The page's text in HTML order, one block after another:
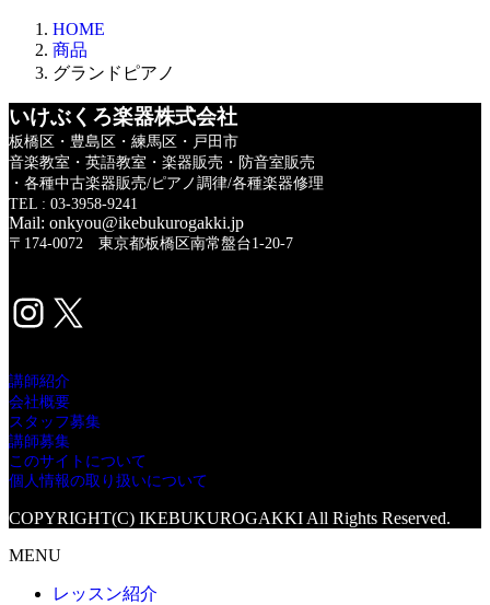
HOME
商品
グランドピアノ
いけぶくろ楽器株式会社
板橋区・豊島区・練馬区・戸田市
音楽教室・英語教室・楽器販売・防音室販売
・各種中古楽器販売/ピアノ調律/各種楽器修理
TEL : 03-3958-9241
Mail: onkyou@ikebukurogakki.jp
〒174-0072 東京都板橋区南常盤台1-20-7
Instagram
X
講師紹介
会社概要
スタッフ募集
講師募集
このサイトについて
個人情報の取り扱いについて
COPYRIGHT(C) IKEBUKUROGAKKI All Rights Reserved.
MENU
レッスン紹介